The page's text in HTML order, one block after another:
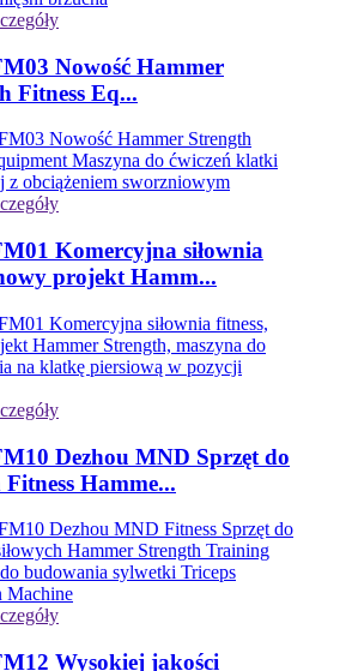
Nowość Hammer
Fitness Eq...
Komercyjna siłownia
projekt Hamm...
Dezhou MND Sprzęt do
Fitness Hamme...
Wysokiej jakości